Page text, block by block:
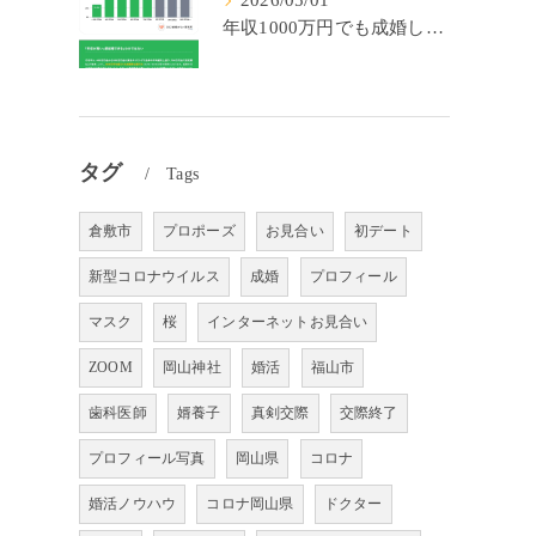
年収1000万円でも成婚しやすいとは限らない? 「年収帯別の成婚率」のリアル
タグ Tags
倉敷市 プロポーズ お見合い 初デート
新型コロナウイルス 成婚 プロフィール
マスク 桜 インターネットお見合い
ZOOM 岡山神社 婚活 福山市
歯科医師 婿養子 真剣交際 交際終了
プロフィール写真 岡山県 コロナ
婚活ノウハウ コロナ岡山県 ドクター